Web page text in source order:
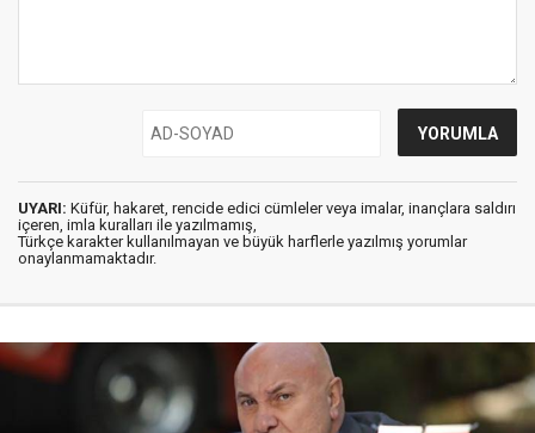
UYARI: Küfür, hakaret, rencide edici cümleler veya imalar, inançlara saldırı
içeren, imla kuralları ile yazılmamış,
Türkçe karakter kullanılmayan ve büyük harflerle yazılmış yorumlar
onaylanmamaktadır.